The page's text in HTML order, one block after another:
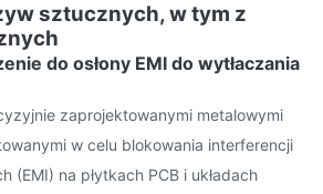
sztucznych, w tym z
do osłony EMI do wytłaczania
zaprojektowanymi metalowymi
w celu blokowania interferencji
(EMI) na płytkach PCB i układach